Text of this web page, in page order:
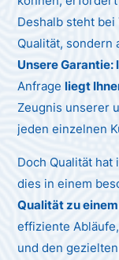
Deshalb steht
Qualität, sondern
Unsere Garantie:
Anfrage liegt
Zeugnis unserer
jeden einzelnen
Doch Qualität
dies in einem
Qualität zu
effiziente
und den